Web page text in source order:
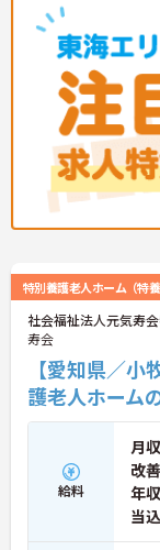
特別養護老人ホーム（特養
社会福祉法人元気寿
寿会
【愛知県／
護老人ホーム
給料
月収
改
年収
当込